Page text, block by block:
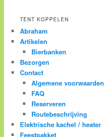
TENT KOPPELEN
Abraham
Artikelen
Bierbanken
Bezorgen
Contact
Algemene voorwaarden
FAQ
Reserveren
Routebeschrijving
Elektrische kachel / heater
Feestpakket